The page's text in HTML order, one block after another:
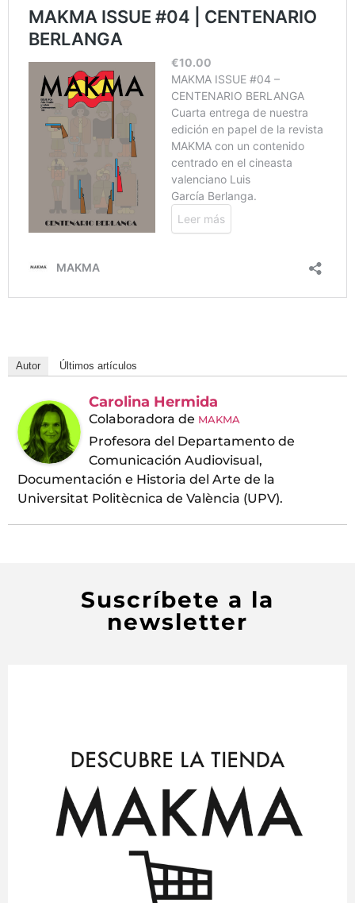
Autor Últimos artículos
Carolina Hermida
Colaboradora de MAKMA
Profesora del Departamento de
Comunicación Audiovisual,
Documentación e Historia del Arte de la
Universitat Politècnica de València (UPV).
Suscríbete a la
newsletter